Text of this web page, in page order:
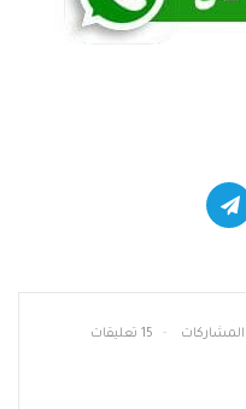
15 تعليقات